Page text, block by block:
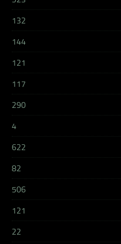
132
144
121
117
290
4
622
82
506
121
22